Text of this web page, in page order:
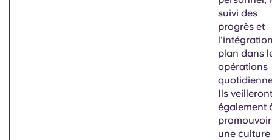
suivi des
progrès et
plan dans
opérations
Ils veilleront
également
promouvoir
une culture